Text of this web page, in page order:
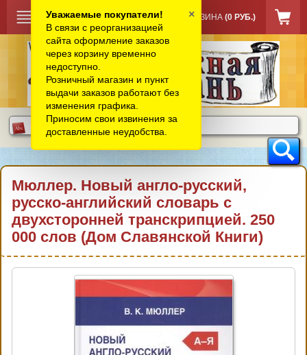
КОРЗИНА (0 РУБ.)
Мюллер. Новый англо-русский,
русско-английский словарь с
двухсторонней транскрипцией. 250
000 слов (Дом Славянской Книги)
Уважаемые покупатели!
В связи с реорганизацией
сайта оформление заказов
через корзину временно
недоступно.
Розничный магазин и пункт
выдачи заказов работают без
изменения графика.
Приносим свои извинения за
доставленные неудобства.
×